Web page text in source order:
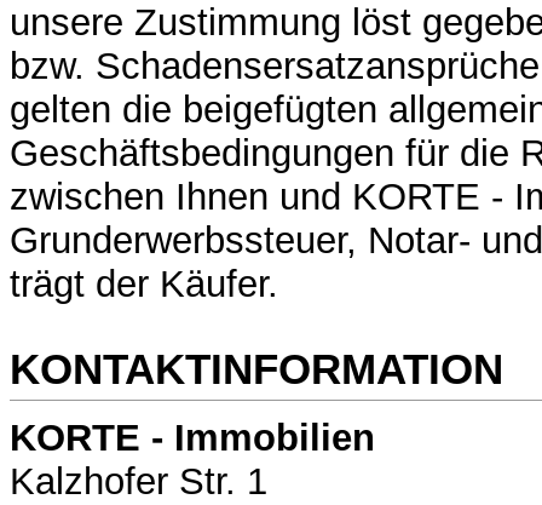
unsere Zustimmung löst
bzw.
gelten die beigefügten
Geschäftsbedingungen für die
zwischen Ihnen und KORTE -
Grunderwerbssteuer, Notar-
trägt der Käufer.
KONTAKTINFORMATION
KORTE - Immobilien
Kalzhofer Str. 1